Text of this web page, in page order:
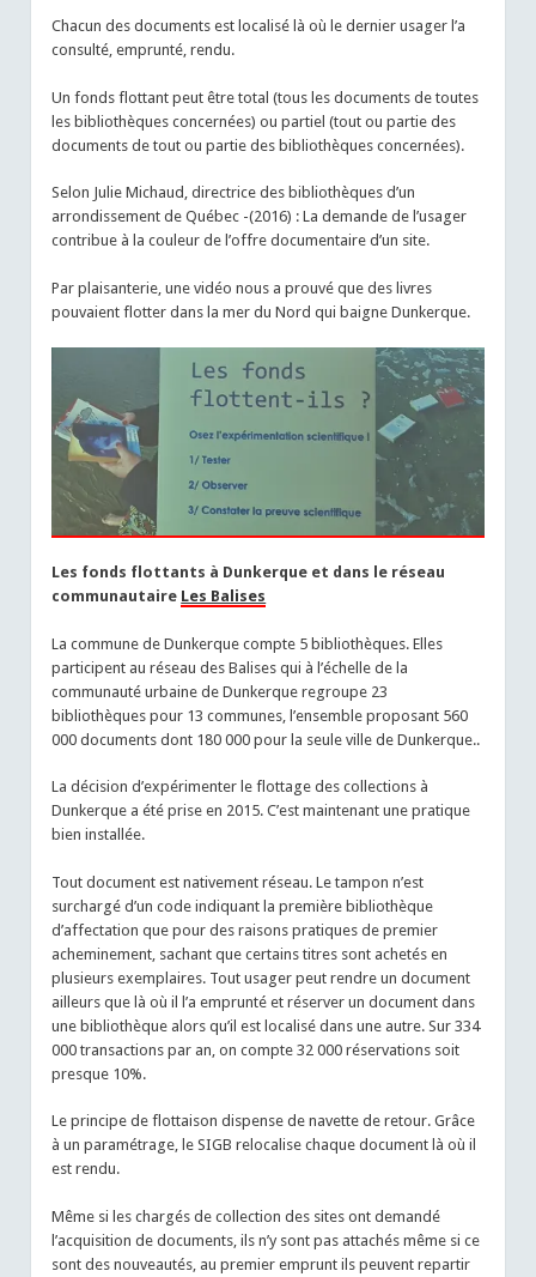
Chacun des documents est localisé là où le dernier usager l’a
consulté, emprunté, rendu.
Un fonds flottant peut être total (tous les documents de toutes
les bibliothèques concernées) ou partiel (tout ou partie des
documents de tout ou partie des bibliothèques concernées).
Selon Julie Michaud, directrice des bibliothèques d’un
arrondissement de Québec -(2016) : La demande de l’usager
contribue à la couleur de l’offre documentaire d’un site.
Par plaisanterie, une vidéo nous a prouvé que des livres
pouvaient flotter dans la mer du Nord qui baigne Dunkerque.
Les fonds flottants à Dunkerque et dans le réseau
communautaire Les Balises
La commune de Dunkerque compte 5 bibliothèques. Elles
participent au réseau des Balises qui à l’échelle de la
communauté urbaine de Dunkerque regroupe 23
bibliothèques pour 13 communes, l’ensemble proposant 560
000 documents dont 180 000 pour la seule ville de Dunkerque..
La décision d’expérimenter le flottage des collections à
Dunkerque a été prise en 2015. C’est maintenant une pratique
bien installée.
Tout document est nativement réseau. Le tampon n’est
surchargé d’un code indiquant la première bibliothèque
d’affectation que pour des raisons pratiques de premier
acheminement, sachant que certains titres sont achetés en
plusieurs exemplaires. Tout usager peut rendre un document
ailleurs que là où il l’a emprunté et réserver un document dans
une bibliothèque alors qu’il est localisé dans une autre. Sur 334
000 transactions par an, on compte 32 000 réservations soit
presque 10%.
Le principe de flottaison dispense de navette de retour. Grâce
à un paramétrage, le SIGB relocalise chaque document là où il
est rendu.
Même si les chargés de collection des sites ont demandé
l’acquisition de documents, ils n’y sont pas attachés même si ce
sont des nouveautés, au premier emprunt ils peuvent repartir